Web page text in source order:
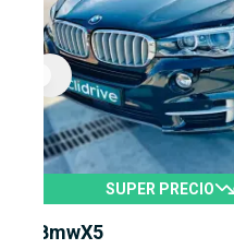
SUPER PRECIO
BmwX5